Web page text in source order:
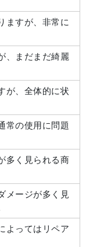
ますが、非常に
、まだまだ綺麗
が、全体的に状
常の使用に問題
多く見られる商
メージが多く見
よってはリペア